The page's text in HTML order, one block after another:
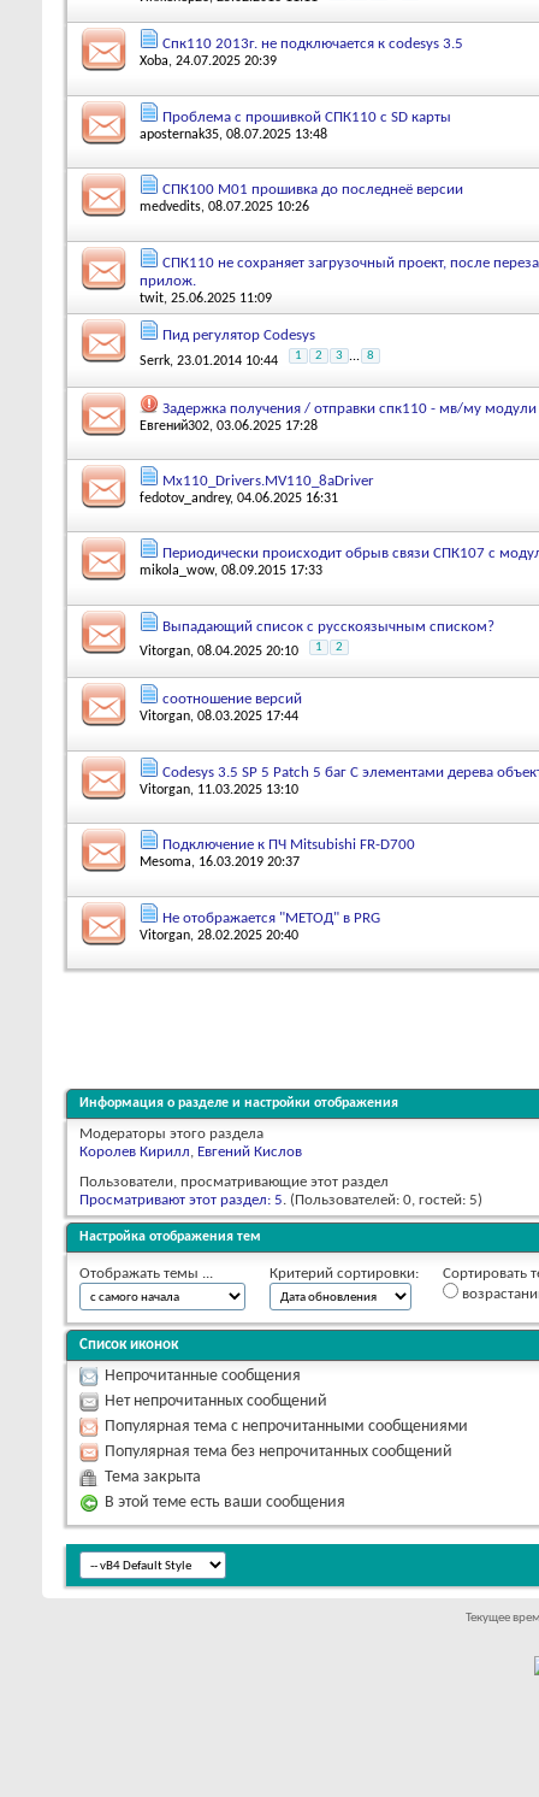
Спк110 2013г. не подключается к codesys 3.5
Xoba, 24.07.2025 20:39
Проблема с прошивкой СПК110 с SD карты
aposternak35, 08.07.2025 13:48
СПК100 М01 прошивка до последнеё версии
medvedits, 08.07.2025 10:26
СПК110 не сохраняет загрузочный проект, после
прилож.
twit, 25.06.2025 11:09
Пид регулятор Codesys
Serrk, 23.01.2014 10:44 1 2 3 ... 8
Задержка получения / отправки спк110 - мв/му модули
Евгений302, 03.06.2025 17:28
Mx110_Drivers.MV110_8aDriver
fedotov_andrey, 04.06.2025 16:31
Периодически происходит обрыв связи СПК107 с
mikola_wow, 08.09.2015 17:33
Выпадающий список с русскоязычным списком?
Vitorgan, 08.04.2025 20:10 1 2
соотношение версий
Vitorgan, 08.03.2025 17:44
Codesys 3.5 SP 5 Patch 5 баг С элементами дерева
Vitorgan, 11.03.2025 13:10
Подключение к ПЧ Mitsubishi FR-D700
Mesoma, 16.03.2019 20:37
Не отображается "МЕТОД" в PRG
Vitorgan, 28.02.2025 20:40
Информация о разделе и настройки отображения
Модераторы этого раздела
Королев Кирилл, Евгений Кислов
Пользователи, просматривающие этот раздел
Просматривают этот раздел: 5. (Пользователей: 0, гостей: 5)
Настройка отображения тем
Отображать темы ... Критерий сортировки:
Сортировать
Список иконок
Непрочитанные сообщения
Нет непрочитанных сообщений
Популярная тема с непрочитанными сообщениями
Популярная тема без непрочитанных сообщений
Тема закрыта
В этой теме есть ваши сообщения
Текущее